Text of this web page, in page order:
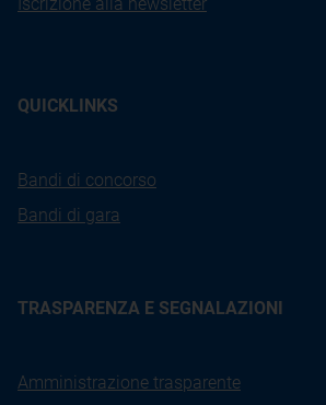
QUICKLINKS
Bandi di concorso
Bandi di gara
TRASPARENZA E SEGNALAZIONI
Amministrazione trasparente